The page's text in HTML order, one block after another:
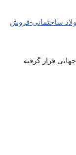
ساختمانی-فروش
قرار گرفته